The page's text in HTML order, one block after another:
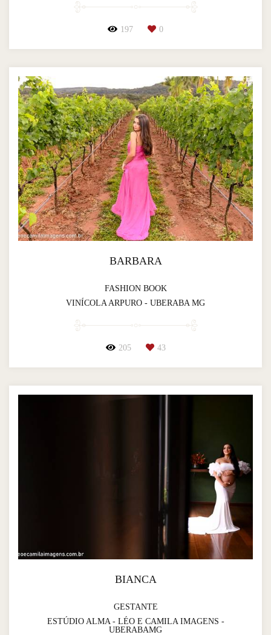
197 0
BARBARA
FASHION BOOK
VINÍCOLA ARPURO - UBERABA MG
205 43
BIANCA
GESTANTE
ESTÚDIO ALMA - LÉO E CAMILA IMAGENS -
UBERABAMG